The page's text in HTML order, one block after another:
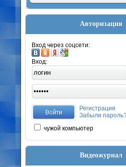
Авторизация
Вход через соцсети:
Вход:
Регистрация
Забыли
чужой компьютер
Видеожурнал